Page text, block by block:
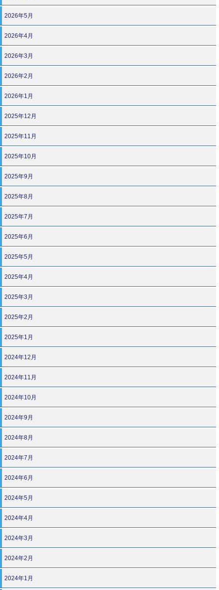
2026年5月
2026年4月
2026年3月
2026年2月
2026年1月
2025年12月
2025年11月
2025年10月
2025年9月
2025年8月
2025年7月
2025年6月
2025年5月
2025年4月
2025年3月
2025年2月
2025年1月
2024年12月
2024年11月
2024年10月
2024年9月
2024年8月
2024年7月
2024年6月
2024年5月
2024年4月
2024年3月
2024年2月
2024年1月